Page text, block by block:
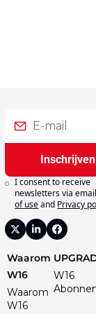
Inschrijven
I consent to receive
newsletters via
of useand Privacy
Waarom
W16
Waarom
W16
W16